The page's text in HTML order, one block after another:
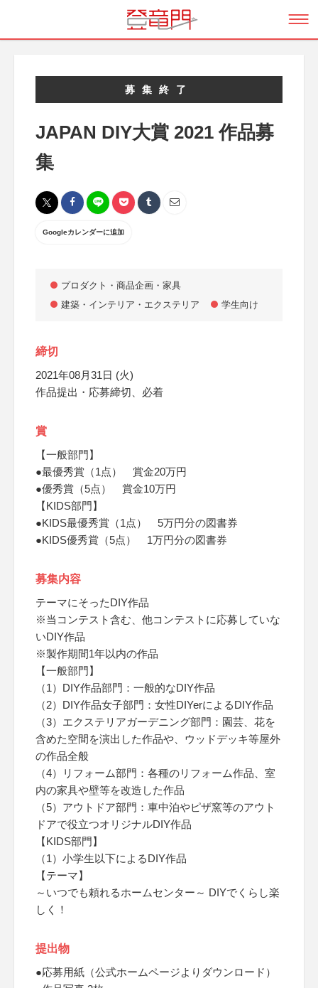
募集終了
JAPAN DIY大賞 2021 作品募
集
Googleカレンダーに追加
プロダクト・商品企画・家具
建築・インテリア・エクステリア
学生向け
締切
2021年08月31日 (火)
作品提出・応募締切、必着
賞
【一般部門】
●最優秀賞（1点） 賞金20万円
●優秀賞（5点） 賞金10万円
【KIDS部門】
●KIDS最優秀賞（1点） 5万円分の図書券
●KIDS優秀賞（5点） 1万円分の図書券
募集内容
テーマにそったDIY作品
※当コンテスト含む、他コンテストに応募していな
いDIY作品
※製作期間1年以内の作品
【一般部門】
（1）DIY作品部門：一般的なDIY作品
（2）DIY作品女子部門：女性DIYerによるDIY作品
（3）エクステリアガーデニング部門：園芸、花を
含めた空間を演出した作品や、ウッドデッキ等屋外
の作品全般
（4）リフォーム部門：各種のリフォーム作品、室
内の家具や壁等を改造した作品
（5）アウトドア部門：車中泊やピザ窯等のアウト
ドアで役立つオリジナルDIY作品
【KIDS部門】
（1）小学生以下によるDIY作品
【テーマ】
～いつでも頼れるホームセンター～ DIYでくらし楽
しく！
提出物
●応募用紙（公式ホームページよりダウンロード）